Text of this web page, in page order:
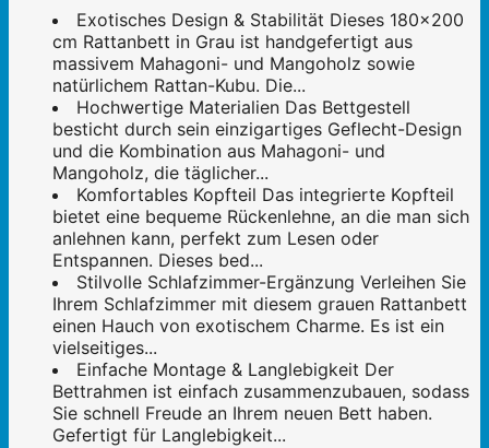
Exotisches Design & Stabilität Dieses 180x200
cm Rattanbett in Grau ist handgefertigt aus
massivem Mahagoni- und Mangoholz sowie
natürlichem Rattan-Kubu. Die...
Hochwertige Materialien Das Bettgestell
besticht durch sein einzigartiges Geflecht-Design
und die Kombination aus Mahagoni- und
Mangoholz, die täglicher...
Komfortables Kopfteil Das integrierte Kopfteil
bietet eine bequeme Rückenlehne, an die man sich
anlehnen kann, perfekt zum Lesen oder
Entspannen. Dieses bed...
Stilvolle Schlafzimmer-Ergänzung Verleihen Sie
Ihrem Schlafzimmer mit diesem grauen Rattanbett
einen Hauch von exotischem Charme. Es ist ein
vielseitiges...
Einfache Montage & Langlebigkeit Der
Bettrahmen ist einfach zusammenzubauen, sodass
Sie schnell Freude an Ihrem neuen Bett haben.
Gefertigt für Langlebigkeit...